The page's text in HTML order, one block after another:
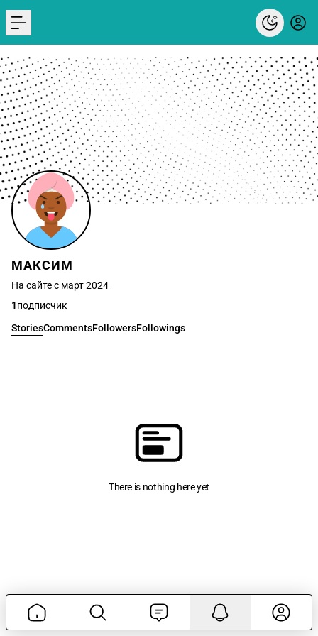
menu
МАКСИМ
На сайте с март 2024
1подписчик
StoriesCommentsFollowersFollowings
There is nothing here yet